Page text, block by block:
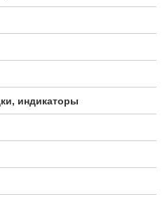
индикаторы